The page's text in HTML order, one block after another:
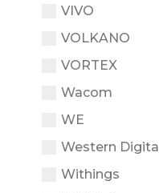
VIVO
VOLKANO
VORTEX
Wacom
WE
Western Digital
Withings